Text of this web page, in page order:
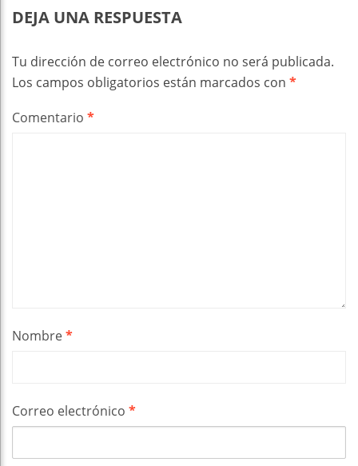
DEJA UNA RESPUESTA
Tu dirección de correo electrónico no será publicada.
Los campos obligatorios están marcados con *
Comentario *
Nombre*
Correo electrónico *